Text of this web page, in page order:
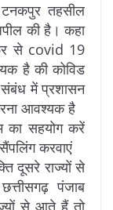
तहसील
की है। कहा
से covid 19
है की कोविड
में प्रशासन
आवश्यक है
का सहयोग करें
करवाएं
दूसरे राज्यों से
पंजाब